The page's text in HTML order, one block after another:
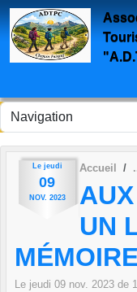
Le jeudi
09
NOV. 2023
Accueil
UN
MÉMOIRE
Le jeudi 09 nov. 2023 de
Panneau de gestion